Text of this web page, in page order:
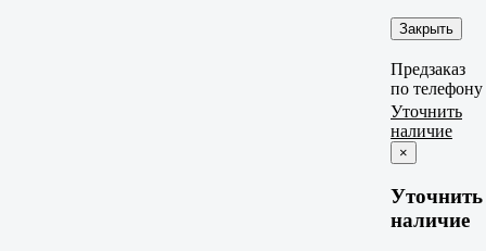
Закрыть
Предзаказ
по телефону
Уточнить
наличие
×
Уточнить
наличие